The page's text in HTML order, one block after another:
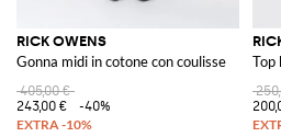
RICK OWENS
Gonna midi in cotone con coulisse
405,00 €
243,00 €
-40%
Top